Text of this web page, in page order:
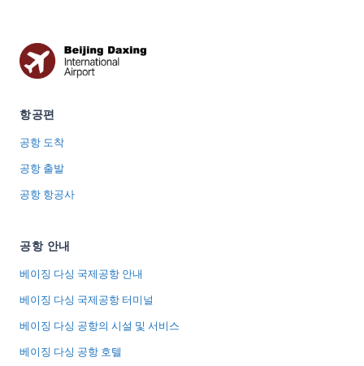
항공편
공항 도착
공항 출발
공항 항공사
공항 안내
베이징 다싱 국제공항 안내
베이징 다싱 국제공항 터미널
베이징 다싱 공항의 시설 및 서비스
베이징 다싱 공항 호텔